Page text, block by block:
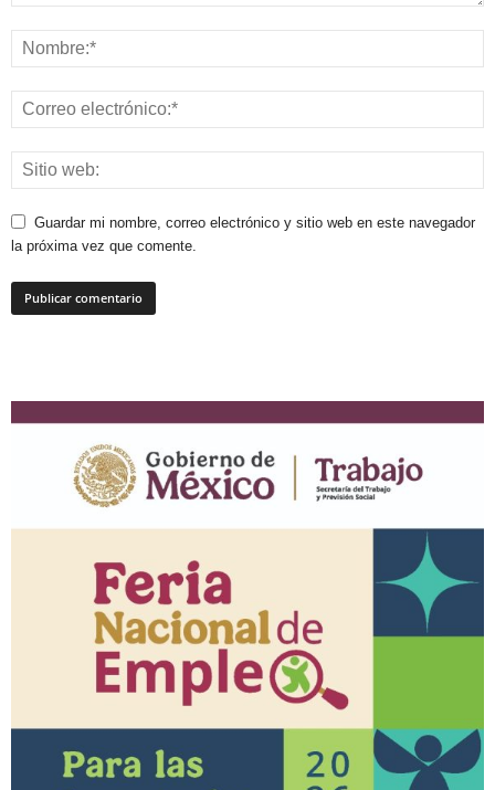
Guardar mi nombre, correo electrónico y sitio web en este navegador
la próxima vez que comente.